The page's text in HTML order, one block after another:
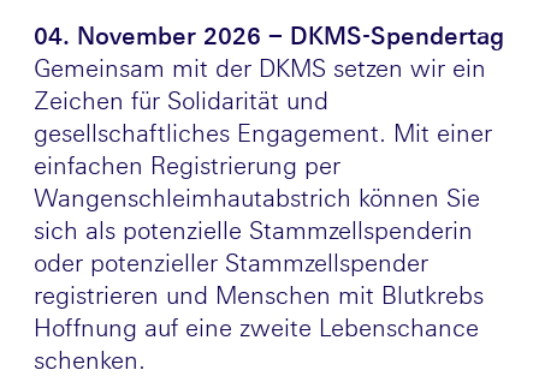
04. November 2026 – DKMS-Spendertag
Gemeinsam mit der DKMS setzen wir ein
Zeichen für Solidarität und
gesellschaftliches Engagement. Mit einer
einfachen Registrierung per
Wangenschleimhautabstrich können Sie
sich als potenzielle Stammzellspenderin
oder potenzieller Stammzellspender
registrieren und Menschen mit Blutkrebs
Hoffnung auf eine zweite Lebenschance
schenken.